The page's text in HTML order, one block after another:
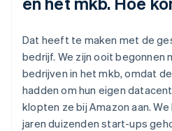
Dat heeft te maken met de
bedrijf. We zijn ooit begonnen
bedrijven in het mkb, omdat
hadden om hun eigen
klopten ze bij Amazon aan.
jaren duizenden start-ups